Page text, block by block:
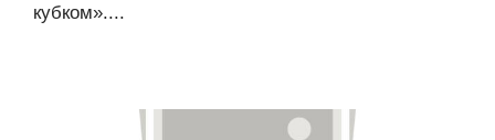
кубком»....